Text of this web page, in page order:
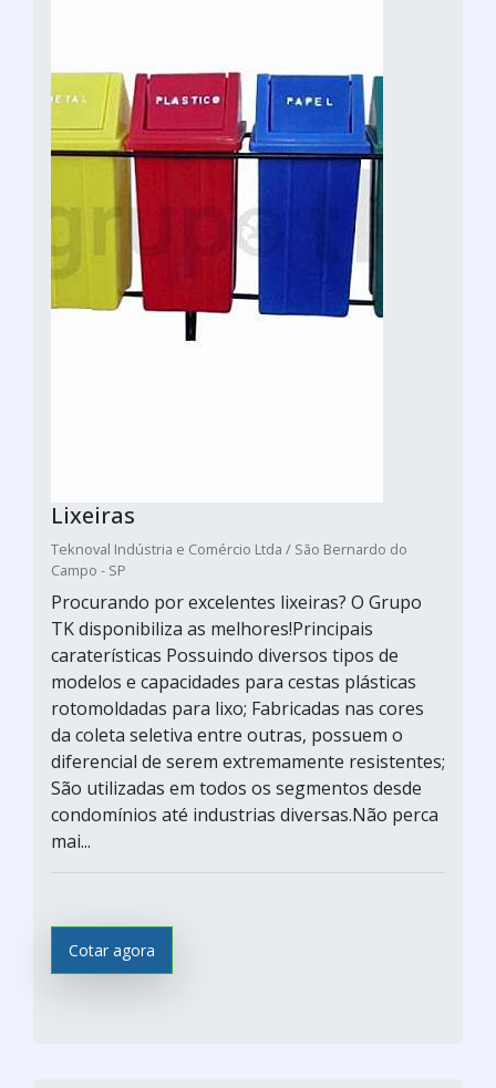
Lixeiras
Teknoval Indústria e Comércio Ltda / São Bernardo do
Campo - SP
Procurando por excelentes lixeiras? O Grupo
TK disponibiliza as melhores!Principais
caraterísticas Possuindo diversos tipos de
modelos e capacidades para cestas plásticas
rotomoldadas para lixo; Fabricadas nas cores
da coleta seletiva entre outras, possuem o
diferencial de serem extremamente resistentes;
São utilizadas em todos os segmentos desde
condomínios até industrias diversas.Não perca
mai...
Cotar agora